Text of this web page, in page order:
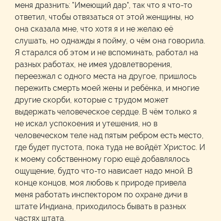
меня дразнить: "Имеющий дар", так что я что-то
ответил, чтобы отвязаться от этой женщины, но
она сказала мне, что хотя я и не желаю её
слушать, но однажды я пойму, о чём она говорила.
Я старался об этом и не вспоминать, работал на
разных работах, не имея удовлетворения,
переезжал с одного места на другое, пришлось
пережить смерть моей жены и ребёнка, и многие
другие скорби, которые с трудом может
выдержать человеческое сердце. В чём только я
не искал успокоения и утешения, но в
человеческом теле над пятым ребром есть место,
где будет пустота, пока туда не войдёт Христос. И
к моему собственному горю ещё добавлялось
ощущение, будто что-то нависает надо мной. В
конце концов, моя любовь к природе привела
меня работать инспектором по охране дичи в
штате Индиана, приходилось бывать в разных
частях штата.